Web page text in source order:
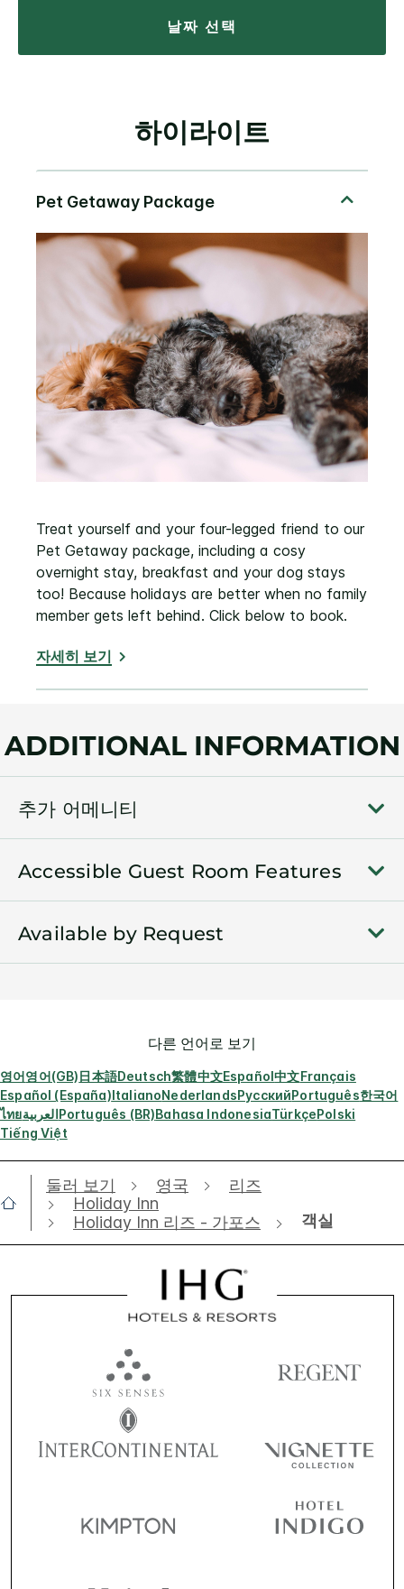
날짜 선택
하이라이트
Treat yourself and your four-legged friend to our
Pet Getaway package, including a cosy
overnight stay, breakfast and your dog stays
too! Because holidays are better when no family
member gets left behind. Click below to book.
자세히 보기
ADDITIONAL INFORMATION
추가 어메니티
Accessible Guest Room Features
Available by Request
다른 언어로 보기
영어영어(GB)日本語Deutsch繁體中文Español中文Français
Español (España)ItalianoNederlandsРусскийPortuguês한국어
ไทยالعربيةPortuguês (BR)Bahasa IndonesiaTürkçePolski
Tiếng Việt
둘러 보기 영국
리즈
Holiday Inn
Holiday Inn 리즈 - 가포스
객실